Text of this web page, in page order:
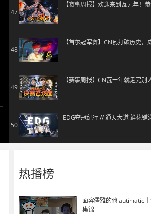
47
48
49
50
EDG夺冠纪行 // 通天大道 鲜花铺
热播榜
面容儒雅的他 autimatic
集锦